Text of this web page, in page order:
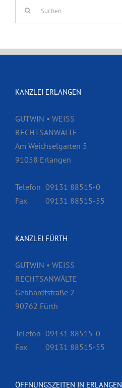
KANZLEI ERLANGEN
GUTWIN • WEISS
RECHTSANWÄLTE
Am Weichselgarten 5
91058 Erlangen
Telefon 09131 88515-0
Fax
09131 88515-55
KANZLEI FÜRTH
GUTWIN • WEISS
RECHTSANWÄLTE
Gebhardtstraße 2
90762 Fürth
Telefon 09131 88515-0
Fax
09131 88515-55
ÖFFNUNGSZEITEN IN ERLANGEN